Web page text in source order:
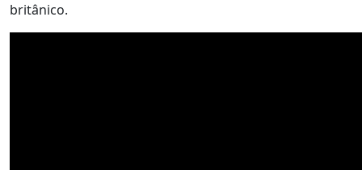
britânico.